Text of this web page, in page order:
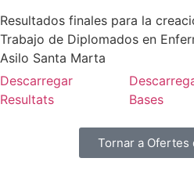
Resultados finales para la
Trabajo de Diplomados en
Asilo Santa Marta
Descarregar
Resultats
Bases
Tornar a Ofertes